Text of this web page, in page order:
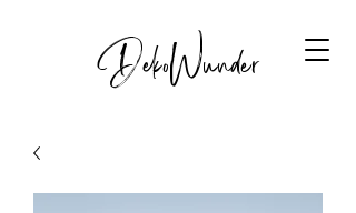
DekoWunder